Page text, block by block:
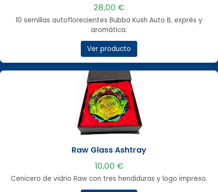
28,00 €
10 semillas autoflorecientes Bubba Kush Auto B, exprés y
aromática.
Ver producto
Raw Glass Ashtray
10,00 €
Cenicero de vidrio Raw con tres hendiduras y logo impreso.